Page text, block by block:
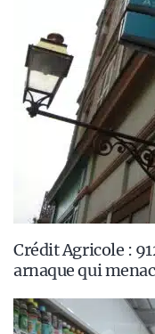
Crédit Agricole :
arnaque qui